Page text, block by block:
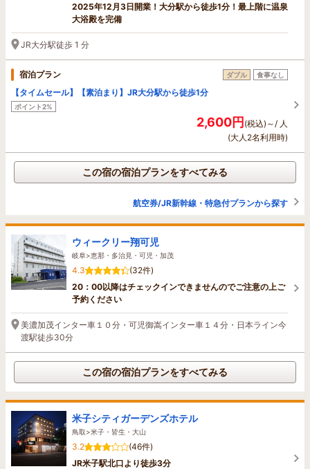
2025年12月3日開業！大分駅から徒歩1分！最上階に温泉
大浴殿を完備
JR大分駅徒歩 1 分
宿泊プラン ダブル 食事なし
【タイムセール】【素泊まり】JR大分駅から徒歩1分
ポイント2%
2,600円(税込)～/ 人
(大人2名利用時)
この宿の宿泊プランをすべてみる
航空券/JR新幹線・特急付プランから探す
ウィークリー翔可児
岐阜>恵那・多治見・可児・加茂
4.3
(32件)
20：00以降はチェックインできませんのでご注意の上ご
予約ください
美濃加茂インター車１０分・可児御嵩インター車１４分・日本ライン今
渡駅徒歩30分
この宿の宿泊プランをすべてみる
米子シティガーデンズホテル
鳥取>米子・皆生・大山
3.2
(46件)
JR米子駅北口より徒歩3分